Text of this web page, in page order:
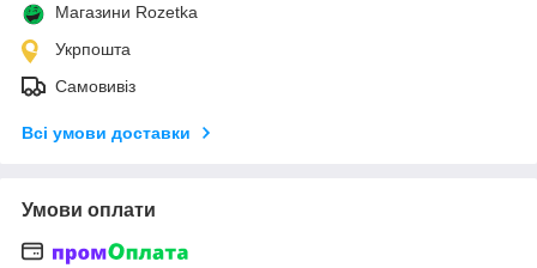
Магазини Rozetka
Укрпошта
Самовивіз
Всі умови доставки
Умови оплати